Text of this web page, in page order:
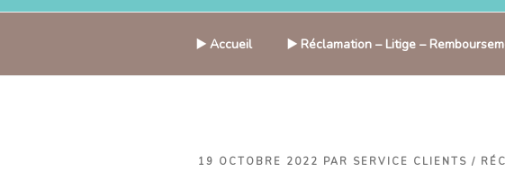
▶️ Accueil ▶️ Réclamation – Litige –
PUBLIÉ
19 OCTOBRE 2022 PAR SERVICE CLIENTS /